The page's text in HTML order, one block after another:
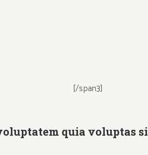
[/span3]
quia voluptas